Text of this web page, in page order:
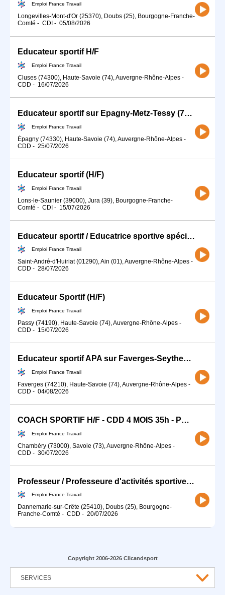
Emploi France Travail
Longevilles-Mont-d'Or (25370), Doubs (25), Bourgogne-Franche-
Comté - CDI - 05/08/2026
Educateur sportif H/F
Emploi France Travail
Cluses (74300), Haute-Savoie (74), Auvergne-Rhône-Alpes -
CDD - 16/07/2026
Educateur sportif sur Epagny-Metz-Tessy (74) (H/F)
Emploi France Travail
Épagny (74330), Haute-Savoie (74), Auvergne-Rhône-Alpes -
CDD - 25/07/2026
Educateur sportif (H/F)
Emploi France Travail
Lons-le-Saunier (39000), Jura (39), Bourgogne-Franche-
Comté - CDI - 15/07/2026
Educateur sportif / Educatrice sportive spécialisé(e) en activité (H/F)
Emploi France Travail
Saint-André-d'Huiriat (01290), Ain (01), Auvergne-Rhône-Alpes -
CDD - 28/07/2026
Educateur Sportif (H/F)
Emploi France Travail
Passy (74190), Haute-Savoie (74), Auvergne-Rhône-Alpes -
CDD - 15/07/2026
Educateur sportif APA sur Faverges-Seythenex (74) (H/F)
Emploi France Travail
Faverges (74210), Haute-Savoie (74), Auvergne-Rhône-Alpes -
CDD - 04/08/2026
COACH SPORTIF H/F - CDD 4 MOIS 35h - POSTE URGENT- CHAMBERY (H/F)
Emploi France Travail
Chambéry (73000), Savoie (73), Auvergne-Rhône-Alpes -
CDD - 30/07/2026
Professeur / Professeure d'activités sportives (H/F)
Emploi France Travail
Dannemarie-sur-Crête (25410), Doubs (25), Bourgogne-
Franche-Comté - CDD - 20/07/2026
Copyright 2006-2026 Clicandsport
SERVICES